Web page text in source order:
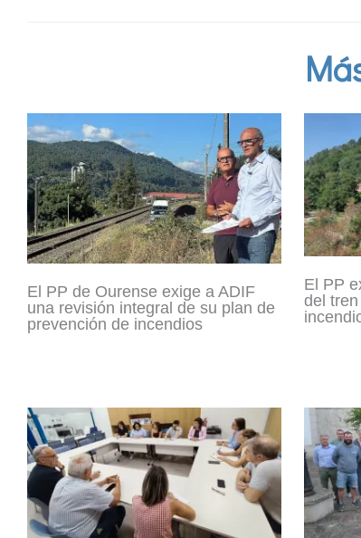
El PP de Ourense exige a ADIF
una revisión integral de su plan de
prevención de incendios
El PP
del